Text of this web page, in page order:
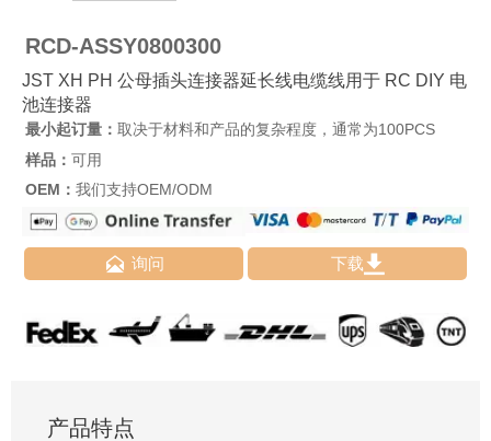
RCD-ASSY0800300
JST XH PH 公母插头连接器延长线电缆线用于 RC DIY 电
池连接器
最小起订量： 取决于材料和产品的复杂程度，通常为100PCS
样品： 可用
OEM： 我们支持OEM/ODM
 询问 下载
产品特点